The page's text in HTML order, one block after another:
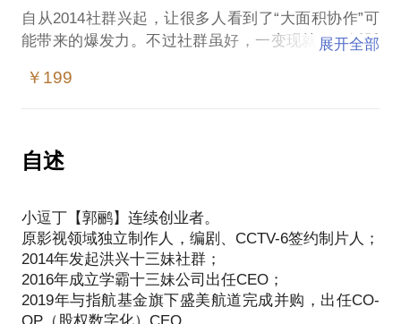
自从2014社群兴起，让很多人看到了“大面积协作”可
能带来的爆发力。不过社群虽好，一变现就死，活跃
展开全部
￥199
自述
小逗丁【郭鹂】连续创业者。
原影视领域独立制作人，编剧、CCTV-6签约制片人；
2014年发起洪兴十三妹社群；
2016年成立学霸十三妹公司出任CEO；
2019年与指航基金旗下盛美航道完成并购，出任CO-